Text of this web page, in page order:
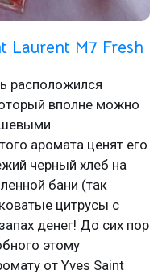
Laurent M7 Fresh
расположился
вполне можно
аромата ценят его
черный хлеб на
бани (так
цитрусы с
денег! До сих пор
этому
от Yves Saint